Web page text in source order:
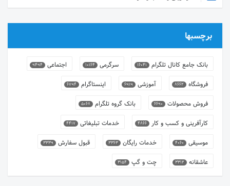
برچسبها
بانک جامع کانال تلگرام 16041 سرگرمی 10164 اجتماعی 9494
فروشگاه 8662 آموزشی 6919 اینستاگرام 6794
فروش محصولات 6690 بانک گروه تلگرام 5068
کارآفرینی و کسب و کار 4866 خدمات تبلیغاتی 4417
موسیقی 4060 خدمات رایگان 3363 قبول سفارش 3339
عاشقانه 3312 چت و گپ 3154